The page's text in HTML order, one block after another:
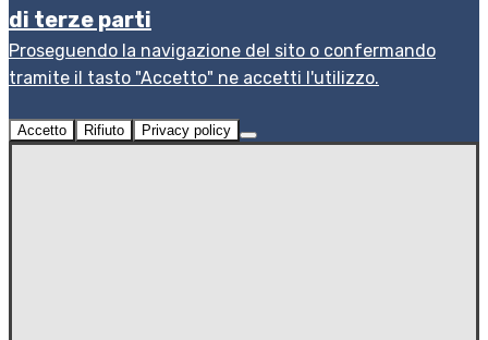
di terze parti
Proseguendo la navigazione del sito o confermando
tramite il tasto "Accetto" ne accetti l'utilizzo.
Accetto Rifiuto Privacy policy